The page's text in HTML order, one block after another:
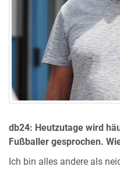
db24: Heutzutage wird
Fußballer gesprochen.
Ich bin alles andere als